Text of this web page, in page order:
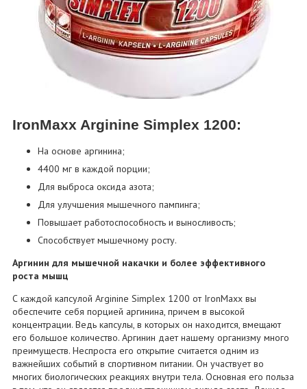
IronMaxx Arginine Simplex 1200:
На основе аргинина;
4400 мг в каждой порции;
Для выброса оксида азота;
Для улучшения мышечного пампинга;
Повышает работоспособность и выносливость;
Способствует мышечному росту.
Аргинин для мышечной накачки и более эффективного
роста мышц
С каждой капсулой Arginine Simplex 1200 от IronMaxx вы
обеспечите себя порцией аргинина, причем в высокой
концентрации. Ведь капсулы, в которых он находится, вмещают
его большое количество. Аргинин дает нашему организму много
преимуществ. Неспроста его открытие считается одним из
важнейших событий в спортивном питании. Он участвует во
многих биологических реакциях внутри тела. Основная его польза